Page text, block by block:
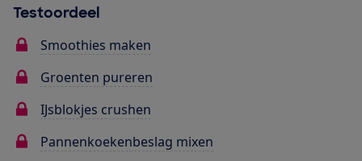
Testoordeel
Smoothies maken
Groenten pureren
IJsblokjes crushen
Pannenkoekenbeslag mixen